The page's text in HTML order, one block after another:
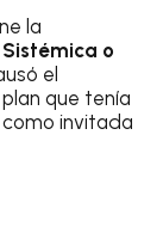
la
Sistémica o
el
que tenía
invitada